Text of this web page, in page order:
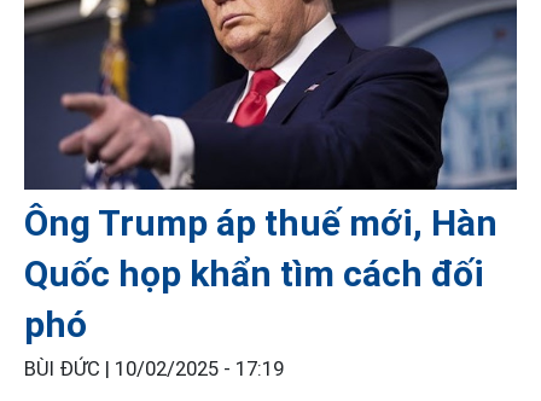
Ông Trump áp thuế mới, Hàn
Quốc họp khẩn tìm cách đối
phó
BÙI ĐỨC | 10/02/2025 - 17:19